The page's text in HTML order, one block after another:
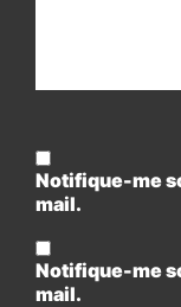
Notifique-me
mail.
Notifique-me
mail.